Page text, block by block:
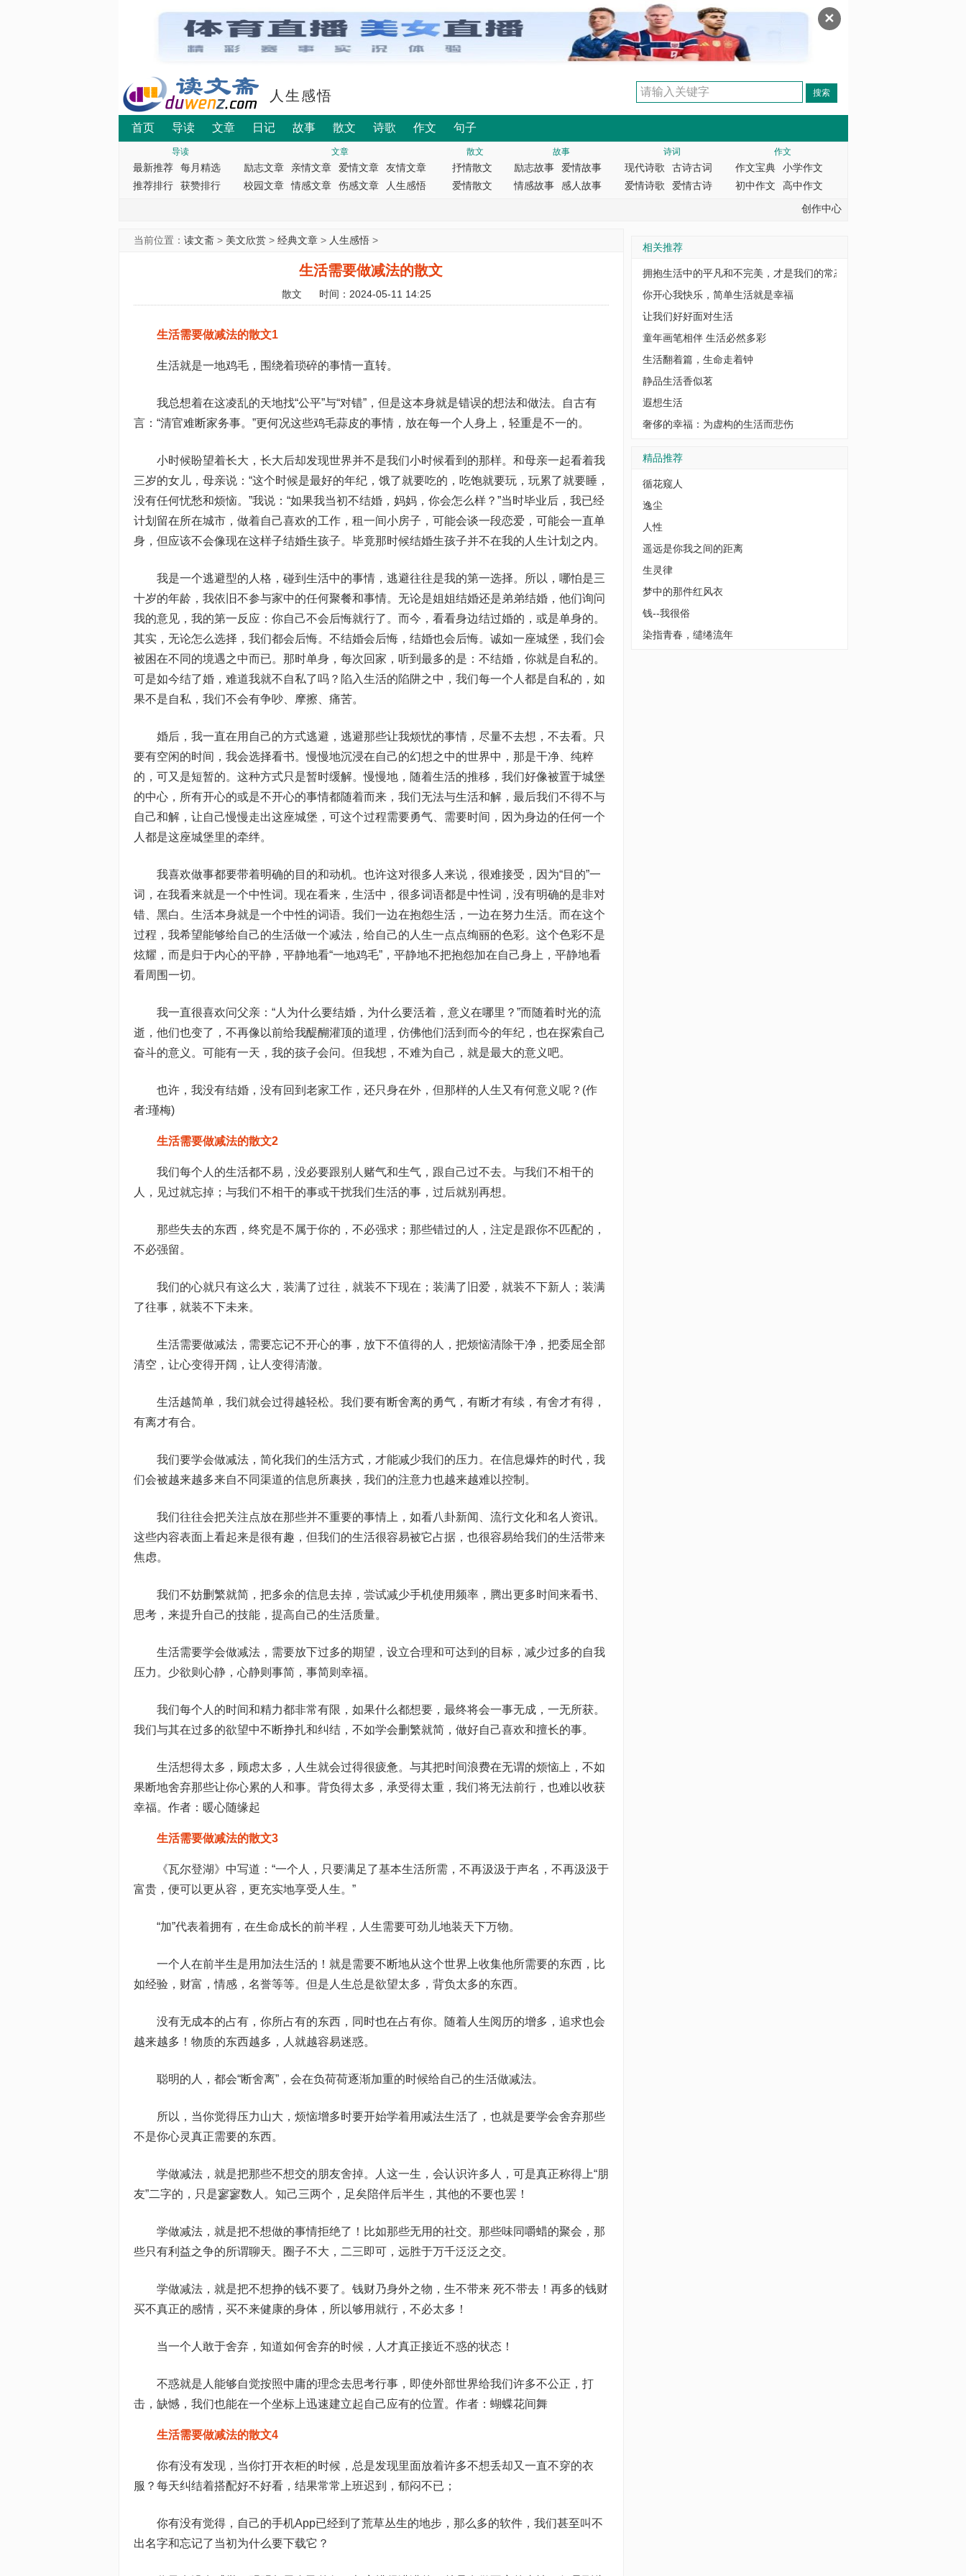
✕
人生感悟
首页 导读 文章 日记 故事 散文 诗歌 作文 句子
导读
最新推荐
每月精选
推荐排行
获赞排行
文章
励志文章 亲情文章 爱情文章
友情文章
校园文章
情感文章 伤感文章 人生感悟
散文
抒情散文
爱情散文
故事
励志故事
爱情故事
情感故事
感人故事
诗词
现代诗歌
古诗古词
爱情诗歌
爱情古诗
作文
作文宝典
小学作文
初中作文
高中作文
创作中心
当前位置： 读文斋> 美文欣赏> 经典文章> 人生感悟>
生活需要做减法的散文
散文 时间：2024-05-11 14:25
生活需要做减法的散文1
生活就是一地鸡毛，围绕着琐碎的事情一直转。
我总想着在这凌乱的天地找“公平”与“对错”，但是这本身就是错误的想法和做法。自古有
言：“清官难断家务事。”更何况这些鸡毛蒜皮的事情，放在每一个人身上，轻重是不一的。
小时候盼望着长大，长大后却发现世界并不是我们小时候看到的那样。和母亲一起看着我
三岁的女儿，母亲说：“这个时候是最好的年纪，饿了就要吃的，吃饱就要玩，玩累了就要睡，
没有任何忧愁和烦恼。”我说：“如果我当初不结婚，妈妈，你会怎么样？”当时毕业后，我已经
计划留在所在城市，做着自己喜欢的工作，租一间小房子，可能会谈一段恋爱，可能会一直单
身，但应该不会像现在这样子结婚生孩子。毕竟那时候结婚生孩子并不在我的人生计划之内。
我是一个逃避型的人格，碰到生活中的事情，逃避往往是我的第一选择。所以，哪怕是三
十岁的年龄，我依旧不参与家中的任何聚餐和事情。无论是姐姐结婚还是弟弟结婚，他们询问
我的意见，我的第一反应：你自己不会后悔就行了。而今，看看身边结过婚的，或是单身的。
其实，无论怎么选择，我们都会后悔。不结婚会后悔，结婚也会后悔。诚如一座城堡，我们会
被困在不同的境遇之中而已。那时单身，每次回家，听到最多的是：不结婚，你就是自私的。
可是如今结了婚，难道我就不自私了吗？陷入生活的陷阱之中，我们每一个人都是自私的，如
果不是自私，我们不会有争吵、摩擦、痛苦。
婚后，我一直在用自己的方式逃避，逃避那些让我烦忧的事情，尽量不去想，不去看。只
要有空闲的时间，我会选择看书。慢慢地沉浸在自己的幻想之中的世界中，那是干净、纯粹
的，可又是短暂的。这种方式只是暂时缓解。慢慢地，随着生活的推移，我们好像被置于城堡
的中心，所有开心的或是不开心的事情都随着而来，我们无法与生活和解，最后我们不得不与
自己和解，让自己慢慢走出这座城堡，可这个过程需要勇气、需要时间，因为身边的任何一个
人都是这座城堡里的牵绊。
我喜欢做事都要带着明确的目的和动机。也许这对很多人来说，很难接受，因为“目的”一
词，在我看来就是一个中性词。现在看来，生活中，很多词语都是中性词，没有明确的是非对
错、黑白。生活本身就是一个中性的词语。我们一边在抱怨生活，一边在努力生活。而在这个
过程，我希望能够给自己的生活做一个减法，给自己的人生一点点绚丽的色彩。这个色彩不是
炫耀，而是归于内心的平静，平静地看“一地鸡毛”，平静地不把抱怨加在自己身上，平静地看
看周围一切。
我一直很喜欢问父亲：“人为什么要结婚，为什么要活着，意义在哪里？”而随着时光的流
逝，他们也变了，不再像以前给我醍醐灌顶的道理，仿佛他们活到而今的年纪，也在探索自己
奋斗的意义。可能有一天，我的孩子会问。但我想，不难为自己，就是最大的意义吧。
也许，我没有结婚，没有回到老家工作，还只身在外，但那样的人生又有何意义呢？(作
者:瑾梅)
生活需要做减法的散文2
我们每个人的生活都不易，没必要跟别人赌气和生气，跟自己过不去。与我们不相干的
人，见过就忘掉；与我们不相干的事或干扰我们生活的事，过后就别再想。
那些失去的东西，终究是不属于你的，不必强求；那些错过的人，注定是跟你不匹配的，
不必强留。
我们的心就只有这么大，装满了过往，就装不下现在；装满了旧爱，就装不下新人；装满
了往事，就装不下未来。
生活需要做减法，需要忘记不开心的事，放下不值得的人，把烦恼清除干净，把委屈全部
清空，让心变得开阔，让人变得清澈。
生活越简单，我们就会过得越轻松。我们要有断舍离的勇气，有断才有续，有舍才有得，
有离才有合。
我们要学会做减法，简化我们的生活方式，才能减少我们的压力。在信息爆炸的时代，我
们会被越来越多来自不同渠道的信息所裹挟，我们的注意力也越来越难以控制。
我们往往会把关注点放在那些并不重要的事情上，如看八卦新闻、流行文化和名人资讯。
这些内容表面上看起来是很有趣，但我们的生活很容易被它占据，也很容易给我们的生活带来
焦虑。
我们不妨删繁就简，把多余的信息去掉，尝试减少手机使用频率，腾出更多时间来看书、
思考，来提升自己的技能，提高自己的生活质量。
生活需要学会做减法，需要放下过多的期望，设立合理和可达到的目标，减少过多的自我
压力。少欲则心静，心静则事简，事简则幸福。
我们每个人的时间和精力都非常有限，如果什么都想要，最终将会一事无成，一无所获。
我们与其在过多的欲望中不断挣扎和纠结，不如学会删繁就简，做好自己喜欢和擅长的事。
生活想得太多，顾虑太多，人生就会过得很疲惫。与其把时间浪费在无谓的烦恼上，不如
果断地舍弃那些让你心累的人和事。背负得太多，承受得太重，我们将无法前行，也难以收获
幸福。作者：暖心随缘起
生活需要做减法的散文3
《瓦尔登湖》中写道：“一个人，只要满足了基本生活所需，不再汲汲于声名，不再汲汲于
富贵，便可以更从容，更充实地享受人生。”
“加”代表着拥有，在生命成长的前半程，人生需要可劲儿地装天下万物。
一个人在前半生是用加法生活的！就是需要不断地从这个世界上收集他所需要的东西，比
如经验，财富，情感，名誉等等。但是人生总是欲望太多，背负太多的东西。
没有无成本的占有，你所占有的东西，同时也在占有你。随着人生阅历的增多，追求也会
越来越多！物质的东西越多，人就越容易迷惑。
聪明的人，都会“断舍离”，会在负荷荷逐渐加重的时候给自己的生活做减法。
所以，当你觉得压力山大，烦恼增多时要开始学着用减法生活了，也就是要学会舍弃那些
不是你心灵真正需要的东西。
学做减法，就是把那些不想交的朋友舍掉。人这一生，会认识许多人，可是真正称得上“朋
友”二字的，只是寥寥数人。知己三两个，足矣陪伴后半生，其他的不要也罢！
学做减法，就是把不想做的事情拒绝了！比如那些无用的社交。那些味同嚼蜡的聚会，那
些只有利益之争的所谓聊天。圈子不大，二三即可，远胜于万千泛泛之交。
学做减法，就是把不想挣的钱不要了。钱财乃身外之物，生不带来 死不带去！再多的钱财
买不真正的感情，买不来健康的身体，所以够用就行，不必太多！
当一个人敢于舍弃，知道如何舍弃的时候，人才真正接近不惑的状态！
不惑就是人能够自觉按照中庸的理念去思考行事，即使外部世界给我们许多不公正，打
击，缺憾，我们也能在一个坐标上迅速建立起自己应有的位置。作者：蝴蝶花间舞
生活需要做减法的散文4
你有没有发现，当你打开衣柜的时候，总是发现里面放着许多不想丢却又一直不穿的衣
服？每天纠结着搭配好不好看，结果常常上班迟到，郁闷不已；
你有没有觉得，自己的手机App已经到了荒草丛生的地步，那么多的软件，我们甚至叫不
出名字和忘记了当初为什么要下载它？
相关推荐
拥抱生活中的平凡和不完美，才是我们的常态
你开心我快乐，简单生活就是幸福
让我们好好面对生活
童年画笔相伴 生活必然多彩
生活翻着篇，生命走着钟
静品生活香似茗
遐想生活
奢侈的幸福：为虚构的生活而悲伤
精品推荐
循花窥人
逸尘
人性
遥远是你我之间的距离
生灵律
梦中的那件红风衣
钱--我很俗
染指青春，缱绻流年